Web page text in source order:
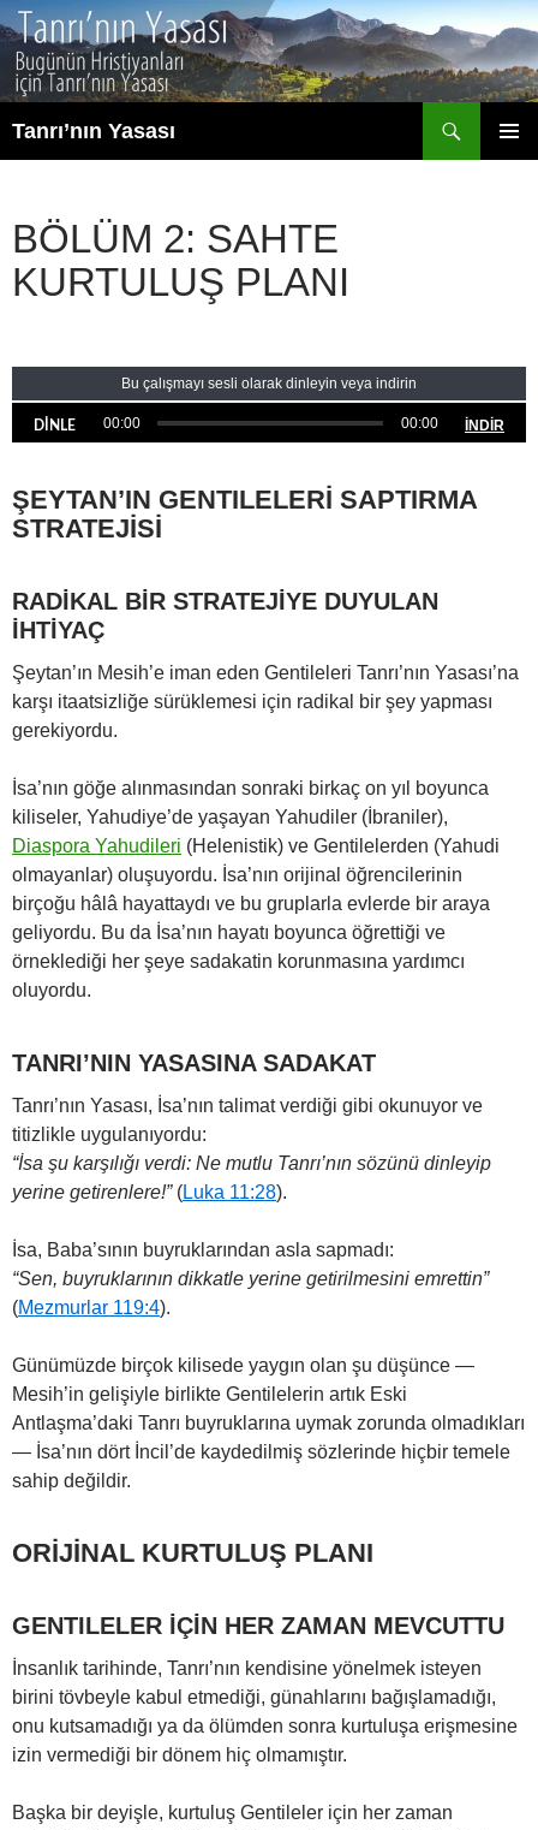
İçeriğe
atla
Tanrı’nın Yasası
BÖLÜM 2: SAHTE
KURTULUŞ PLANI
Bu çalışmayı sesli olarak dinleyin veya indirin
DİNLE 00:00 00:00 İNDİR
ŞEYTAN’IN GENTILELERİ SAPTIRMA
STRATEJİSİ
RADİKAL BİR STRATEJİYE DUYULAN
İHTİYAÇ
Şeytan’ın Mesih’e iman eden Gentileleri Tanrı’nın Yasası’na
karşı itaatsizliğe sürüklemesi için radikal bir şey yapması
gerekiyordu.
İsa’nın göğe alınmasından sonraki birkaç on yıl boyunca
kiliseler, Yahudiye’de yaşayan Yahudiler (İbraniler),
Diaspora Yahudileri (Helenistik) ve Gentilelerden (Yahudi
olmayanlar) oluşuyordu. İsa’nın orijinal öğrencilerinin
birçoğu hâlâ hayattaydı ve bu gruplarla evlerde bir araya
geliyordu. Bu da İsa’nın hayatı boyunca öğrettiği ve
örneklediği her şeye sadakatin korunmasına yardımcı
oluyordu.
TANRI’NIN YASASINA SADAKAT
Tanrı’nın Yasası, İsa’nın talimat verdiği gibi okunuyor ve
titizlikle uygulanıyordu:
“İsa şu karşılığı verdi: Ne mutlu Tanrı’nın sözünü dinleyip
yerine getirenlere!”(Luka 11:28).
İsa, Baba’sının buyruklarından asla sapmadı:
“Sen, buyruklarının dikkatle yerine getirilmesini emrettin”
(Mezmurlar 119:4).
Günümüzde birçok kilisede yaygın olan şu düşünce —
Mesih’in gelişiyle birlikte Gentilelerin artık Eski
Antlaşma’daki Tanrı buyruklarına uymak zorunda olmadıkları
— İsa’nın dört İncil’de kaydedilmiş sözlerinde hiçbir temele
sahip değildir.
ORİJİNAL KURTULUŞ PLANI
GENTILELER İÇİN HER ZAMAN MEVCUTTU
İnsanlık tarihinde, Tanrı’nın kendisine yönelmek isteyen
birini tövbeyle kabul etmediği, günahlarını bağışlamadığı,
onu kutsamadığı ya da ölümden sonra kurtuluşa erişmesine
izin vermediği bir dönem hiç olmamıştır.
Başka bir deyişle, kurtuluş Gentileler için her zaman